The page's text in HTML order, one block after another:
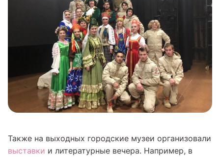
Также на выходных городские музеи организовали
выставки и литературные вечера. Например, в